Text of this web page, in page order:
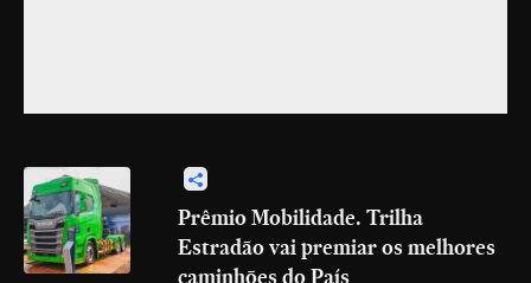
Prêmio Mobilidade. Trilha
Estradão vai premiar os melhores
caminhões do País